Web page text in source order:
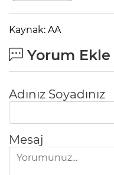
Kaynak: AA
Yorum Ekle
Adınız Soyadınız
Mesaj